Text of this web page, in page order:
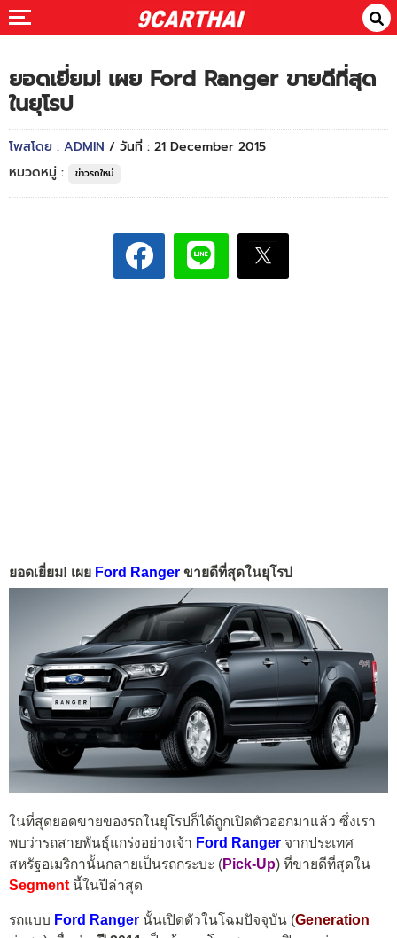
ยอดเยี่ยม! เผย Ford Ranger ขายดีที่สุด
ในยุโรป
โพสโดย : ADMIN / วันที่ : 21 December 2015
หมวดหมู่ :
ข่าวรถใหม่
ยอดเยี่ยม! เผย Ford Ranger ขายดีที่สุดในยุโรป
ในที่สุดยอดขายของรถในยุโรปก็ได้ถูกเปิดตัวออกมาแล้ว ซึ่งเรา
พบว่ารถสายพันธุ์แกร่งอย่างเจ้า Ford Ranger จากประเทศ
สหรัฐอเมริกานั้นกลายเป็นรถกระบะ (Pick-Up) ที่ขายดีที่สุดใน
Segment นี้ในปีล่าสุด
รถแบบ Ford Ranger นั้นเปิดตัวในโฉมปัจจุบัน (Generation